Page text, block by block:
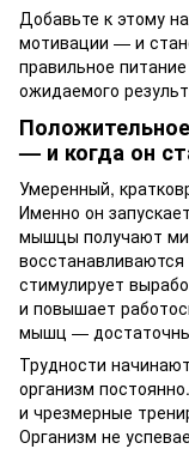
Добавьте к этому
мотивации — и
правильное
ожидаемого
— и когда он
Умеренный,
Именно он
мышцы получают
стимулирует
и повышает
мышц —
Трудности
организм
и чрезмерные
Организм не